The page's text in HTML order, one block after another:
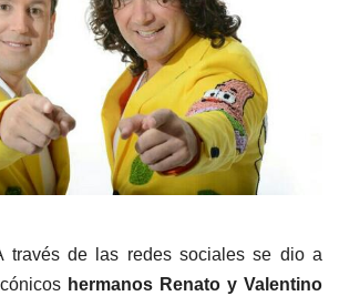
través de las redes sociales se dio a
hermanos Renato y Valentino